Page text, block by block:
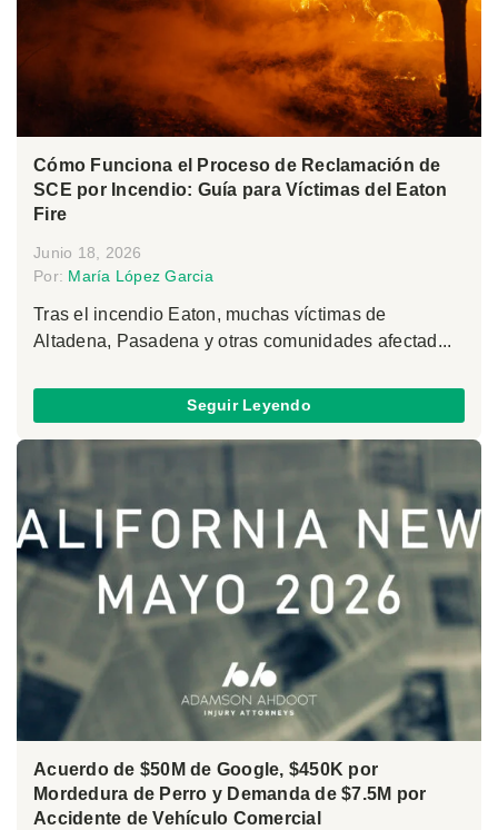
Cómo Funciona el Proceso de Reclamación de
SCE por Incendio: Guía para Víctimas del Eaton
Fire
Junio 18, 2026
Por: María López Garcia
Tras el incendio Eaton, muchas víctimas de
Altadena, Pasadena y otras comunidades afectad...
Seguir Leyendo
Acuerdo de $50M de Google, $450K por
Mordedura de Perro y Demanda de $7.5M por
Accidente de Vehículo Comercial